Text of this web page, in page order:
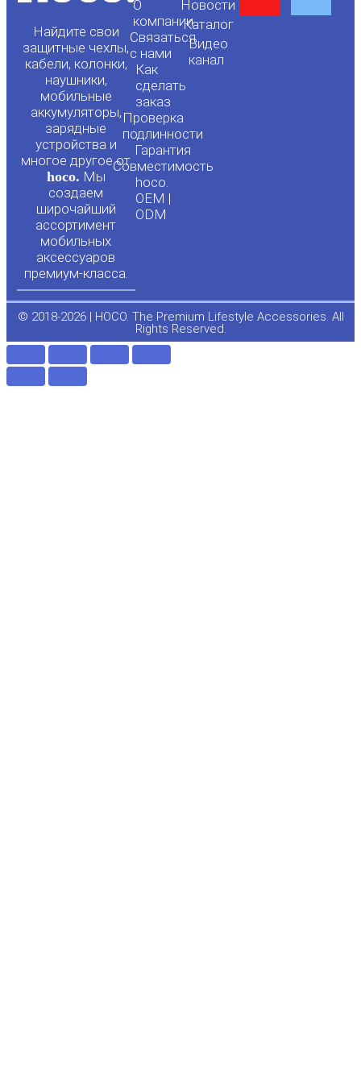
Найдите свои
защитные чехлы,
кабели, колонки,
наушники,
мобильные
аккумуляторы,
зарядные
устройства и
многое другое от
hoco. Мы
создаем
широчайший
ассортимент
мобильных
аксессуаров
премиум-класса.
О
компании
Связаться
с нами
Как
сделать
заказ
Проверка
подлинности
Гарантия
Совместимость
hoco.
OEM |
ODM
Новости
Каталог
Видео
канал
-
f
© 2018-2026 | HOCO. The Premium Lifestyle Accessories. All
Rights Reserved.